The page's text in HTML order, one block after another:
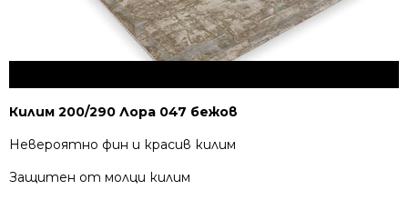
Килим 200/290 Лора 047 бежов
Невероятно фин и красив килим
Защитен от молци килим